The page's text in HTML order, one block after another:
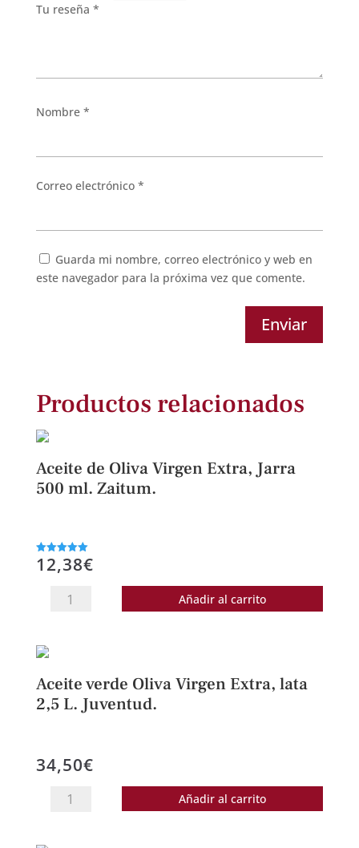
Tu reseña *
Nombre *
Correo electrónico *
Guarda mi nombre, correo electrónico y web en
este navegador para la próxima vez que comente.
Enviar
Productos relacionados
Aceite de Oliva Virgen Extra, Jarra
500 ml. Zaitum.
Valorado
con
12,38€
Aceite
Extra,
Jarra
Zaitum.
Añadir al carrito
Aceite verde Oliva Virgen Extra, lata
2,5 L. Juventud.
34,50€
Aceite
Añadir al carrito